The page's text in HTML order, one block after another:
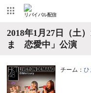
リバイバル配信
2018年1月27日（土
ま 恋愛中」公演
チーム： ひ